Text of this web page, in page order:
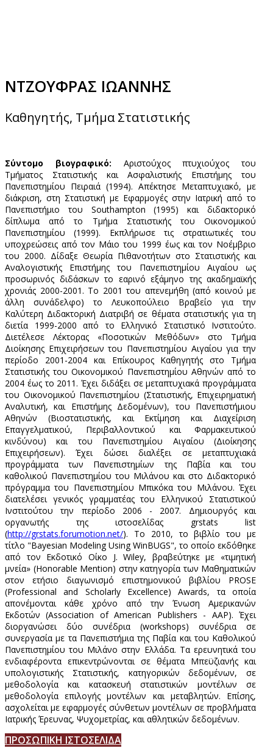
ΝΤΖΟΥΦΡΑΣ ΙΩΑΝΝΗΣ
Καθηγητής, Τμήμα Στατιστικής
Σύντομο βιογραφικό: Αριστούχος πτυχιούχος του
Τμήματος Στατιστικής και Ασφαλιστικής Επιστήμης του
Πανεπιστημίου Πειραιά (1994). Απέκτησε Μεταπτυχιακό, με
διάκριση, στη Στατιστική με Εφαρμογές στην Ιατρική από το
Πανεπιστήμιο του Southampton (1995) και διδακτορικό
δίπλωμα από το Τμήμα Στατιστικής του Οικονομικού
Πανεπιστημίου (1999). Εκπλήρωσε τις στρατιωτικές του
υποχρεώσεις από τον Μάιο του 1999 έως και τον Νοέμβριο
του 2000. Δίδαξε Θεωρία Πιθανοτήτων στο Στατιστικής και
Αναλογιστικής Επιστήμης του Πανεπιστημίου Αιγαίου ως
προσωρινός διδάσκων το εαρινό εξάμηνο της ακαδημαϊκής
χρονιάς 2000-2001. Το 2001 του απενεμήθη (από κοινού με
άλλη συνάδελφο) το Λευκοπούλειο Βραβείο για την
Καλύτερη Διδακτορική Διατριβή σε θέματα στατιστικής για τη
διετία 1999-2000 από το Ελληνικό Στατιστικό Ινστιτούτο.
Διετέλεσε Λέκτορας «Ποσοτικών Μεθόδων» στο Τμήμα
Διοίκησης Επιχειρήσεων του Πανεπιστημίου Αιγαίου για την
περίοδο 2001-2004 και Επίκουρος Καθηγητής στο Τμήμα
Στατιστικής του Οικονομικού Πανεπιστημίου Αθηνών από το
2004 έως το 2011. Έχει διδάξει σε μεταπτυχιακά προγράμματα
του Οικονομικού Πανεπιστημίου (Στατιστικής, Επιχειρηματική
Αναλυτική, και Επιστήμης Δεδομένων), του Πανεπιστήμιου
Αθηνών (Βιοστατιστικής, και Εκτίμηση και Διαχείριση
Επαγγελματικού, Περιβαλλοντικού και Φαρμακευτικού
κινδύνου) και του Πανεπιστημίου Αιγαίου (Διοίκησης
Επιχειρήσεων). Έχει δώσει διαλέξει σε μεταπτυχιακά
προγράμματα των Πανεπιστημίων της Παβία και του
καθολικού Πανεπιστημίου του Μιλάνου και στο Διδακτορικό
πρόγραμμα του Πανεπιστημίου Μπικόκα του Μιλάνου. Έχει
διατελέσει γενικός γραμματέας του Ελληνικού Στατιστικού
Ινστιτούτου την περίοδο 2006 - 2007. Δημιουργός και
οργανωτής της ιστοσελίδας grstats list
(http://grstats.forumotion.net/). Το 2010, το βιβλίο του με
τίτλο "Bayesian Modeling Using WinBUGS", το οποίο εκδόθηκε
από τον Εκδοτικό Οίκο J. Wiley, βραβεύτηκε με «τιμητική
μνεία» (Honorable Mention) στην κατηγορία των Μαθηματικών
στον ετήσιο διαγωνισμό επιστημονικού βιβλίου PROSE
(Professional and Scholarly Excellence) Awards, τα οποία
απονέμονται κάθε χρόνο από την Ένωση Αμερικανών
Εκδοτών (Association of American Publishers - AAP). Έχει
διοργανώσει δύο συνέδρια (workshops) συνέδρια σε
συνεργασία με τα Πανεπιστήμια της Παβία και του Καθολικού
Πανεπιστημίου του Μιλάνο στην Ελλάδα. Τα ερευνητικά του
ενδιαφέροντα επικεντρώνονται σε θέματα Μπεϋζιανής και
υπολογιστικής Στατιστικής, κατηγορικών δεδομένων, σε
μεθοδολογία και κατασκευή στατιστικών μοντέλων σε
μεθοδολογία επιλογής μοντέλων και μεταβλητών. Επίσης,
ασχολείται με εφαρμογές σύνθετων μοντέλων σε προβλήματα
Ιατρικής Έρευνας, Ψυχομετρίας, και αθλητικών δεδομένων.
ΠΡΟΣΩΠΙΚΗ ΙΣΤΟΣΕΛΙΔΑ